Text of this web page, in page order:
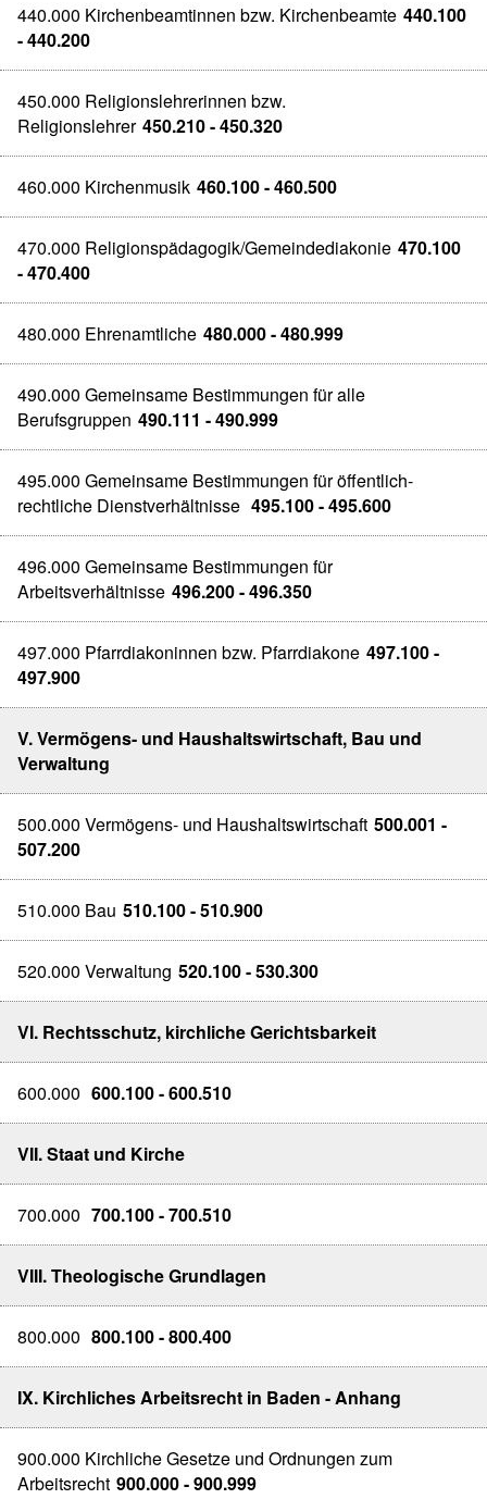
440.000 Kirchenbeamtinnen bzw. Kirchenbeamte 440.100
- 440.200
450.000 Religionslehrerinnen bzw.
Religionslehrer 450.210 - 450.320
460.000 Kirchenmusik 460.100 - 460.500
470.000 Religionspädagogik/Gemeindediakonie 470.100
- 470.400
480.000 Ehrenamtliche 480.000 - 480.999
490.000 Gemeinsame Bestimmungen für alle
Berufsgruppen 490.111 - 490.999
495.000 Gemeinsame Bestimmungen für öffentlich-
rechtliche Dienstverhältnisse 495.100 - 495.600
496.000 Gemeinsame Bestimmungen für
Arbeitsverhältnisse 496.200 - 496.350
497.000 Pfarrdiakoninnen bzw. Pfarrdiakone 497.100 -
497.900
V. Vermögens- und Haushaltswirtschaft, Bau und
Verwaltung
500.000 Vermögens- und Haushaltswirtschaft 500.001 -
507.200
510.000 Bau 510.100 - 510.900
520.000 Verwaltung 520.100 - 530.300
VI. Rechtsschutz, kirchliche Gerichtsbarkeit
600.000 600.100 - 600.510
VII. Staat und Kirche
700.000 700.100 - 700.510
VIII. Theologische Grundlagen
800.000 800.100 - 800.400
IX. Kirchliches Arbeitsrecht in Baden - Anhang
900.000 Kirchliche Gesetze und Ordnungen zum
Arbeitsrecht 900.000 - 900.999